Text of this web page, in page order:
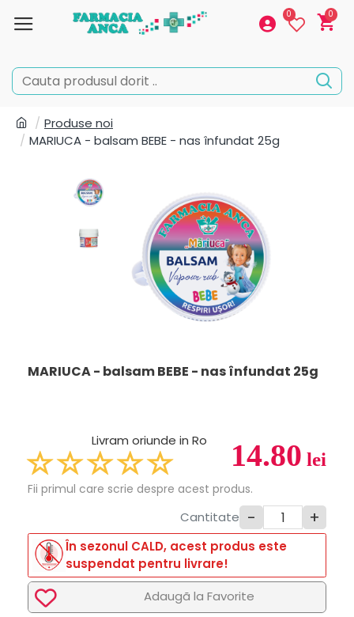
0 0
Produse noi
MARIUCA - balsam BEBE - nas înfundat 25g
MARIUCA - balsam BEBE - nas înfundat 25g
14.80 lei
Livram oriunde in Ro
Fii primul care scrie despre acest produs.
Cantitate - +
În sezonul CALD, acest produs este
suspendat pentru livrare!
Adaugã la Favorite